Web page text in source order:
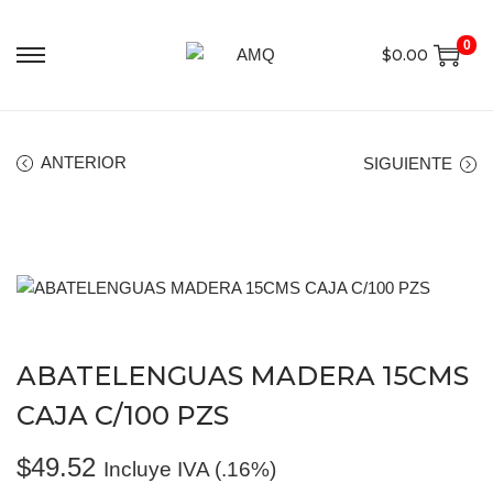
$0.00
0
ANTERIOR SIGUIENTE
ABATELENGUAS MADERA 15CMS
CAJA C/100 PZS
$49.52 Incluye IVA (.16%)